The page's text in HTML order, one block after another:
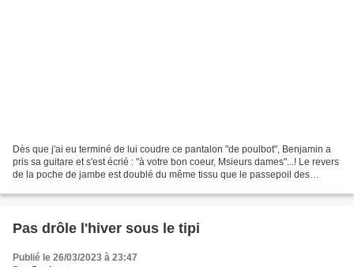
Dès que j'ai eu terminé de lui coudre ce pantalon "de poulbot", Benjamin a
pris sa guitare et s'est écrié : "à votre bon coeur, Msieurs dames"...! Le revers
de la poche de jambe est doublé du même tissu que le passepoil des
Pas drôle l'hiver sous le tipi
Publié le 26/03/2023 à 23:47